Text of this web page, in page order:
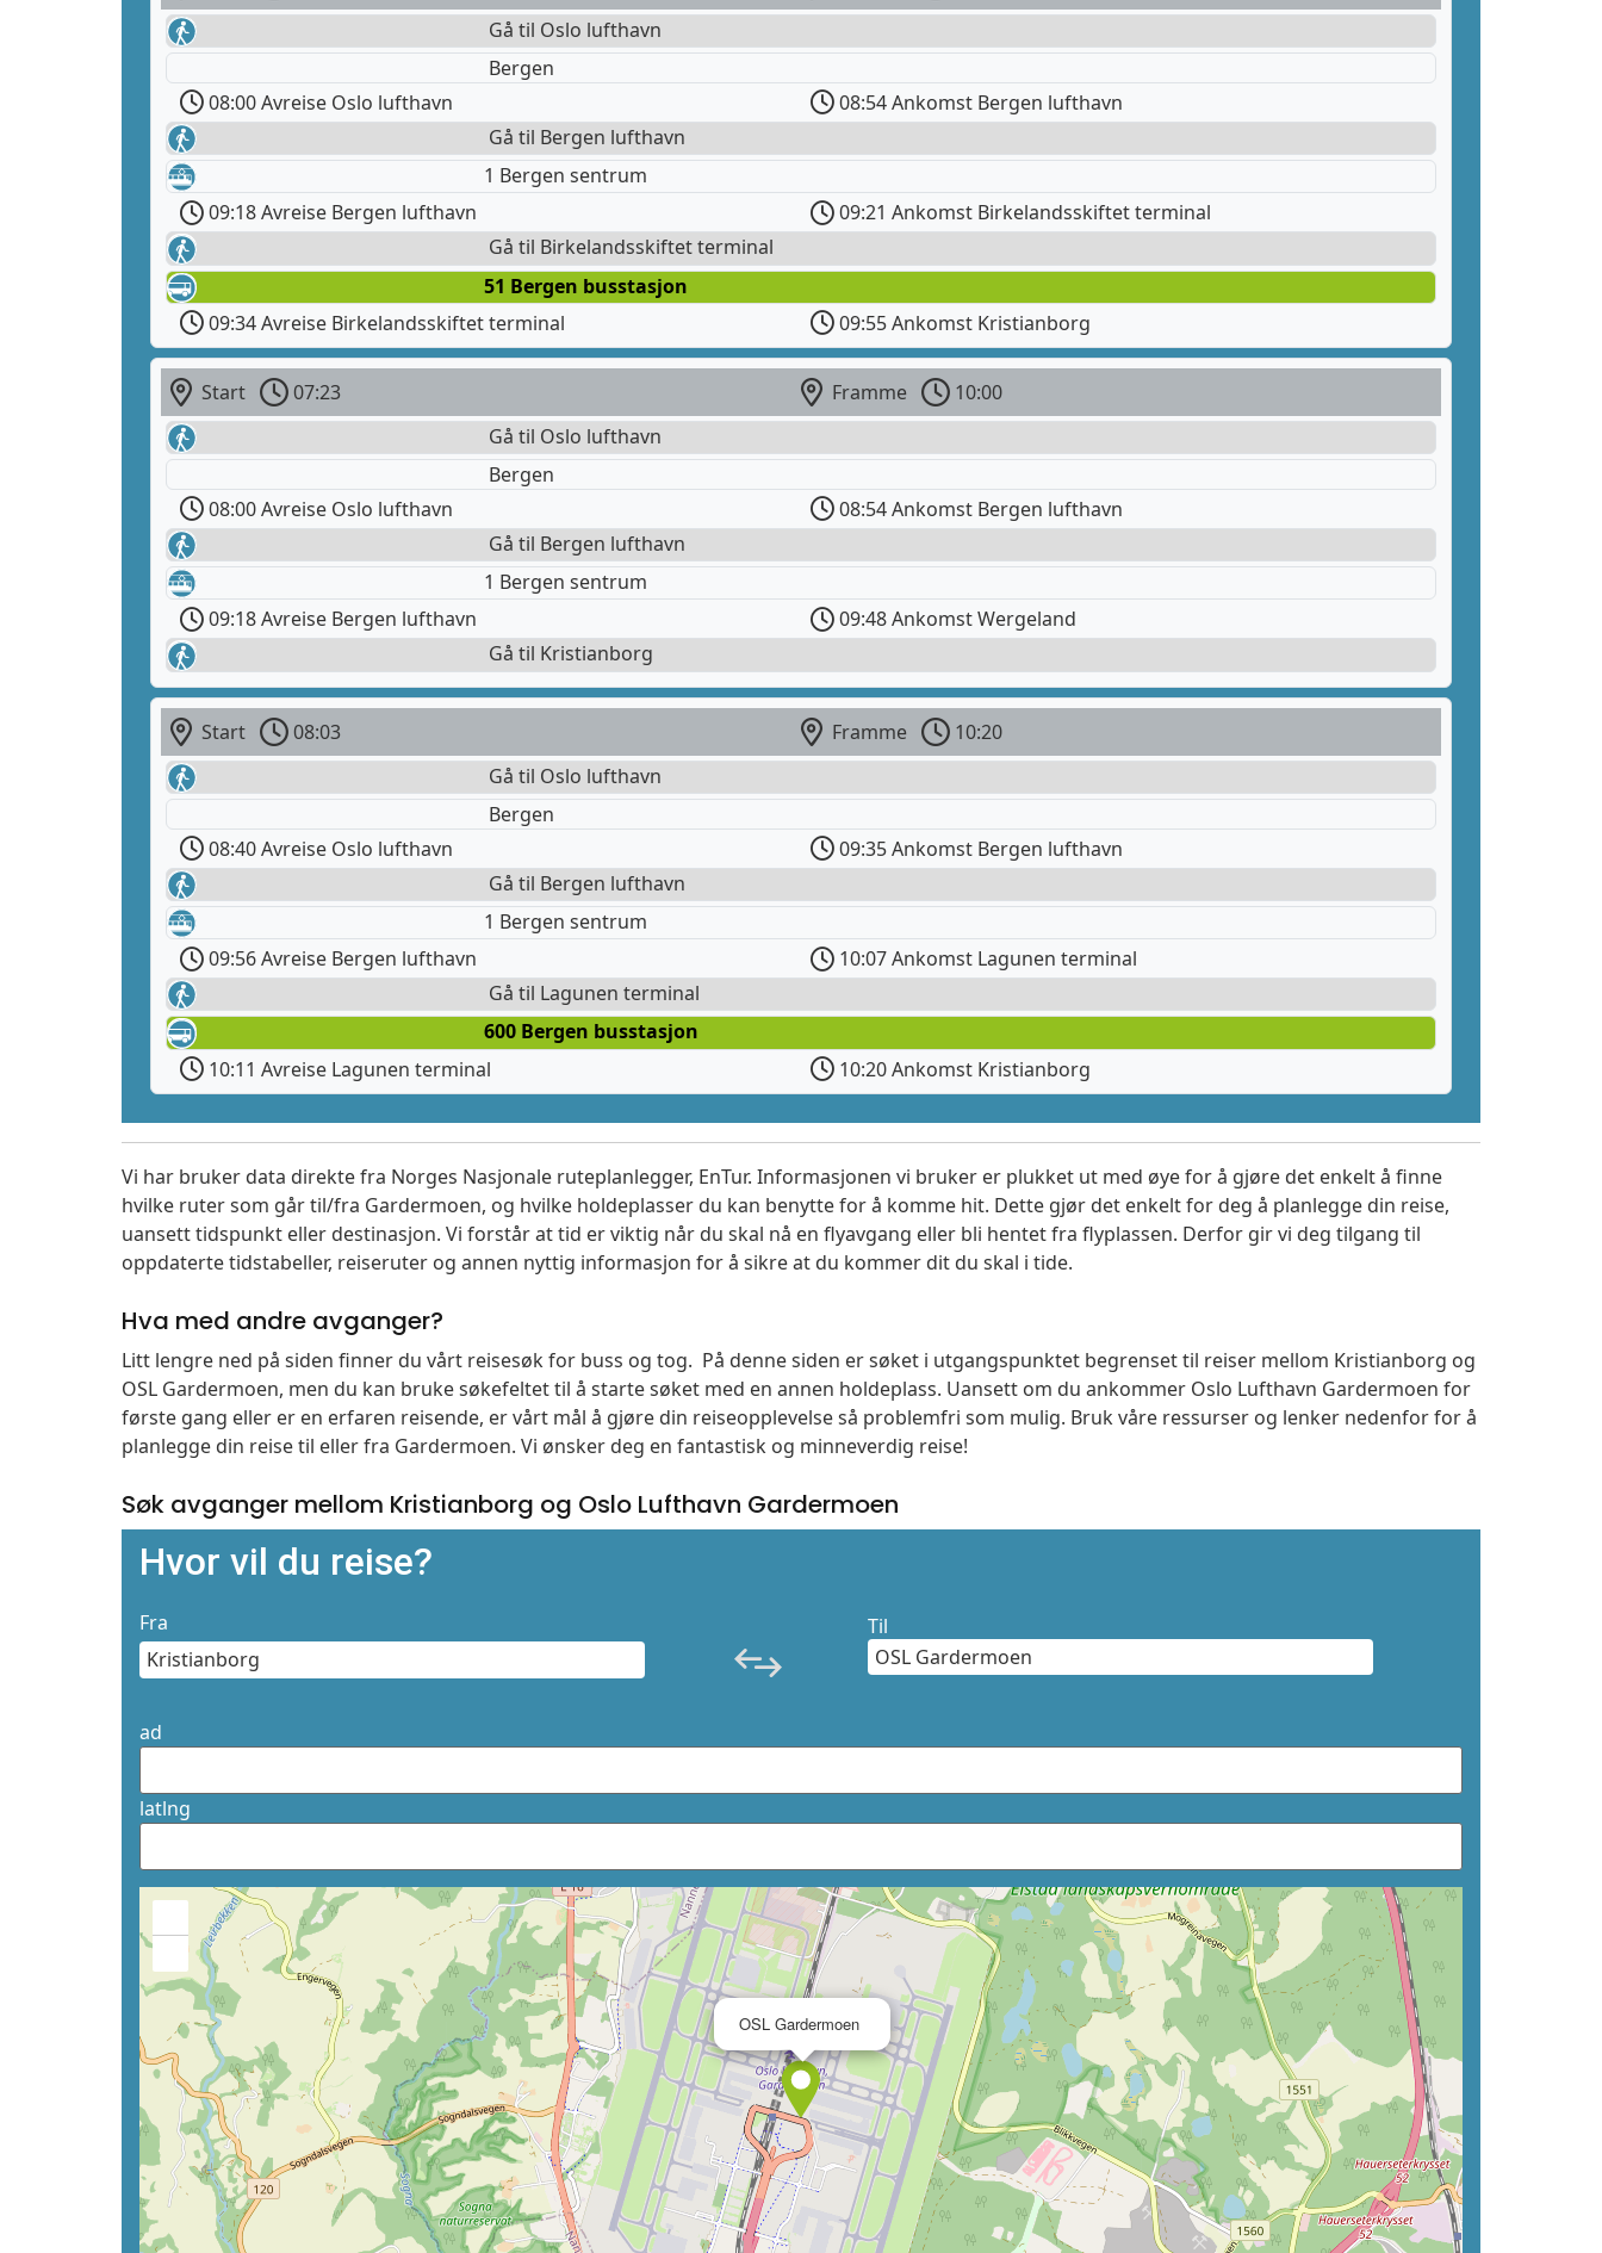
Gå til Oslo lufthavn
Bergen
08:00 Avreise Oslo lufthavn
08:54 Ankomst Bergen lufthavn
Gå til Bergen lufthavn
1 Bergen sentrum
09:18 Avreise Bergen lufthavn
09:21 Ankomst Birkelandsskiftet terminal
Gå til Birkelandsskiftet terminal
51 Bergen busstasjon
09:34 Avreise Birkelandsskiftet terminal
09:55 Ankomst Kristianborg
Start 07:23 Framme
10:00
Gå til Oslo lufthavn
Bergen
08:00 Avreise Oslo lufthavn
08:54 Ankomst Bergen lufthavn
Gå til Bergen lufthavn
1 Bergen sentrum
09:18 Avreise Bergen lufthavn
09:48 Ankomst Wergeland
Gå til Kristianborg
Start 08:03 Framme
10:20
Gå til Oslo lufthavn
Bergen
08:40 Avreise Oslo lufthavn
09:35 Ankomst Bergen lufthavn
Gå til Bergen lufthavn
1 Bergen sentrum
09:56 Avreise Bergen lufthavn
10:07 Ankomst Lagunen terminal
Gå til Lagunen terminal
600 Bergen busstasjon
10:11 Avreise Lagunen terminal
10:20 Ankomst Kristianborg
Vi har bruker data direkte fra Norges Nasjonale ruteplanlegger, EnTur. Informasjonen vi bruker er plukket ut med øye for å gjøre det enkelt å finne
hvilke ruter som går til/fra Gardermoen, og hvilke holdeplasser du kan benytte for å komme hit. Dette gjør det enkelt for deg å planlegge din reise,
uansett tidspunkt eller destinasjon. Vi forstår at tid er viktig når du skal nå en flyavgang eller bli hentet fra flyplassen. Derfor gir vi deg tilgang til
oppdaterte tidstabeller, reiseruter og annen nyttig informasjon for å sikre at du kommer dit du skal i tide.
Hva med andre avganger?
Litt lengre ned på siden finner du vårt reisesøk for buss og tog. På denne siden er søket i utgangspunktet begrenset til reiser mellom Kristianborg og
OSL Gardermoen, men du kan bruke søkefeltet til å starte søket med en annen holdeplass. Uansett om du ankommer Oslo Lufthavn Gardermoen for
første gang eller er en erfaren reisende, er vårt mål å gjøre din reiseopplevelse så problemfri som mulig. Bruk våre ressurser og lenker nedenfor for å
planlegge din reise til eller fra Gardermoen. Vi ønsker deg en fantastisk og minneverdig reise!
Søk avganger mellom Kristianborg og Oslo Lufthavn Gardermoen
Hvor vil du reise?
Fra Til
ad
latlng
OSL Gardermoen